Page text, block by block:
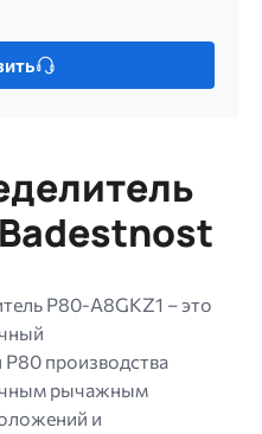
P80-A8GKZ1 – это
P80 производства
рычажным
и